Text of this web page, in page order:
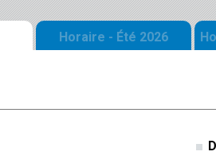
Horaire - Été 2026